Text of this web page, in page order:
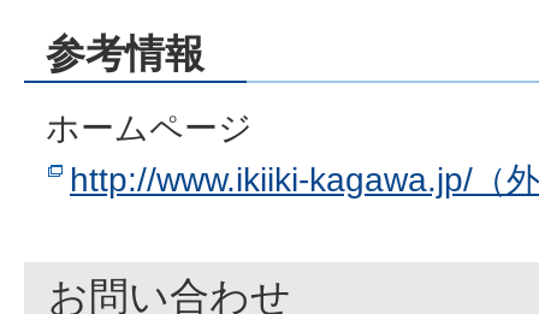
参考情報
ホームページ
http://www.ikiiki-kagawa.jp/（
お問い合わせ